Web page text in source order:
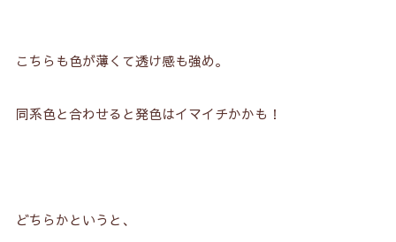
こちらも色が薄くて透け感も強め。
同系色と合わせると発色はイマイチかかも！
どちらかというと、